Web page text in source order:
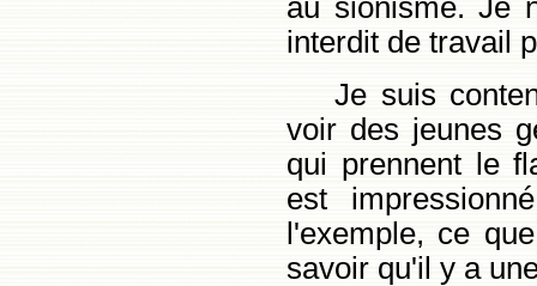
au sionisme. Je
interdit de travail
Je suis
voir des jeunes
qui prennent le
est
l'exemple, ce
savoir qu'il y a